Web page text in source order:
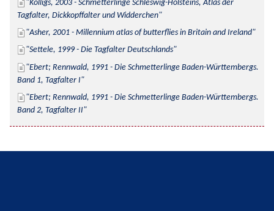
Kolligs, 2003 - Schmetterlinge Schleswig-Holsteins, Atlas der
Tagfalter, Dickkopffalter und Widderchen
Asher, 2001 - Millennium atlas of butterflies in Britain and Ireland
Settele, 1999 - Die Tagfalter Deutschlands
Ebert; Rennwald, 1991 - Die Schmetterlinge Baden-Württembergs.
Band 1, Tagfalter I
Ebert; Rennwald, 1991 - Die Schmetterlinge Baden-Württembergs.
Band 2, Tagfalter II